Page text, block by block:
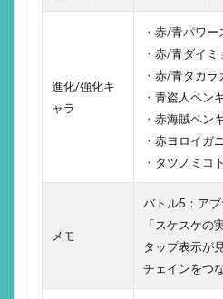
進化/強化キ
ャラ
・赤/青パワー
・赤/青ダイミ
・赤/青タカラ
・青盗人ペン
・赤海賊ペン
・赤ヨロイガニ
・タツノミコト
メモ
バトル5：ア
「スケスケの
タップ表示が
チェインをつ